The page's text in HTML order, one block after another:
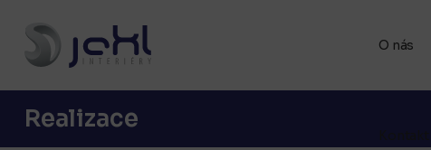
O nás
Realizace